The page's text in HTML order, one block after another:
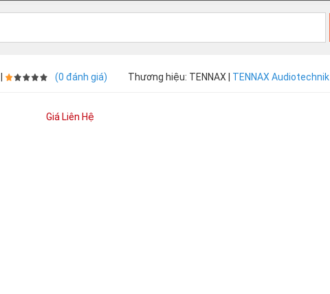
(0 đánh giá) Thương hiệu: TENNAX | TENNAX Audiotechnik
Giá Liên Hệ